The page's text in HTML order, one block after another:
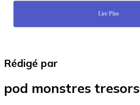
Lire Plus
Rédigé par
pod monstres tresors